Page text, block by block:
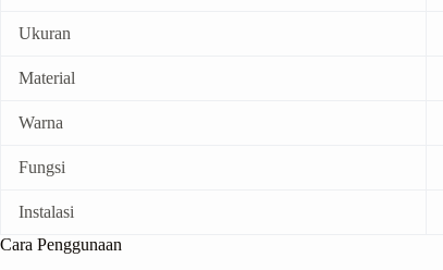
Ukuran
Material
Warna
Fungsi
Instalasi
Cara Penggunaan